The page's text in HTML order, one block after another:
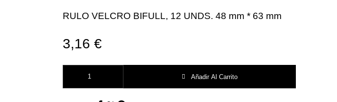
RULO VELCRO BIFULL, 12 UNDS. 48 mm * 63 mm
3,16 €
Añadir Al Carrito